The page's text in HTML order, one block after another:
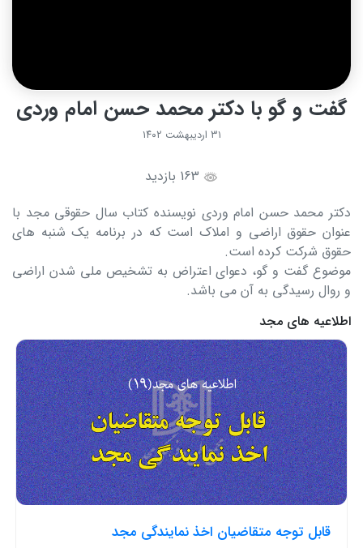
گفت و گو با دکتر محمد حسن امام وردی
۳۱ اردیبهشت ۱۴۰۲
دکتر محمد حسن امام وردی نویسنده کتاب سال حقوقی مجد با
عنوان حقوق اراضی و املاک است که در برنامه یک شنبه های
حقوق شرکت کرده است.
موضوع گفت و گو، دعوای اعتراض به تشخیص ملی شدن اراضی
و روال رسیدگی به آن می باشد.
اطلاعیه های مجد
قابل توجه متقاضیان اخذ نمایندگی مجد